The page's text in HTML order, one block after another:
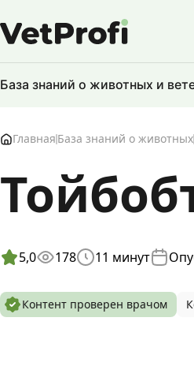
База знаний о животных и
Главная База знаний о животных
5,0 178 11 минут
Контент проверен врачом